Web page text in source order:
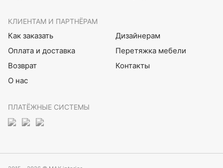
КЛИЕНТАМ И ПАРТНЁРАМ
Как заказать
Оплата и доставка
Возврат
О нас
Дизайнерам
Перетяжка мебели
Контакты
ПЛАТЁЖНЫЕ СИСТЕМЫ